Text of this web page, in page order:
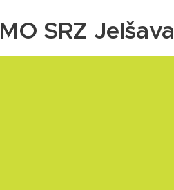
MO SRZ Jelšava